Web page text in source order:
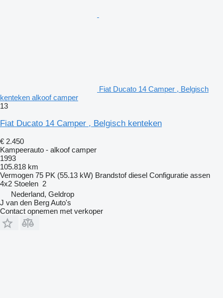
Fiat Ducato 14 Camper , Belgisch
kenteken alkoof camper
13
Fiat Ducato 14 Camper , Belgisch kenteken
€ 2.450
Kampeerauto - alkoof camper
1993
105.818 km
Vermogen 75 PK (55.13 kW) Brandstof diesel Configuratie assen
4x2 Stoelen 2
Nederland, Geldrop
J van den Berg Auto's
Contact opnemen met verkoper